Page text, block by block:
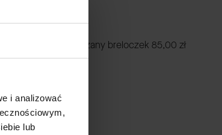
i analizować
lub
czerwony skórzany breloczek 85,00 zł